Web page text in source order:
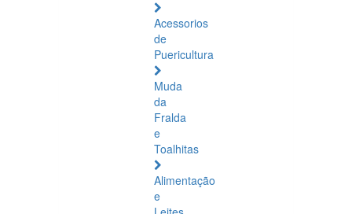
Acessorios
de
Puericultura
Muda
da
Fralda
e
Toalhitas
Alimentação
e